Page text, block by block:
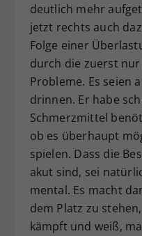
deutlich mehr
jetzt rechts auch
Folge einer
durch die zuerst
Probleme. Es seien
drinnen. Er habe
Schmerzmittel
ob es überhaupt
spielen. Dass die
akut sind, sei
mental. Es macht
dem Platz zu
kämpft und weiß,